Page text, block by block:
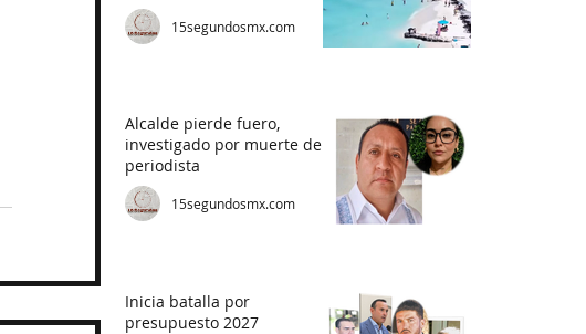
15segundosmx.com
Alcalde pierde fuero,
investigado por muerte de
periodista
15segundosmx.com
Inicia batalla por
presupuesto 2027